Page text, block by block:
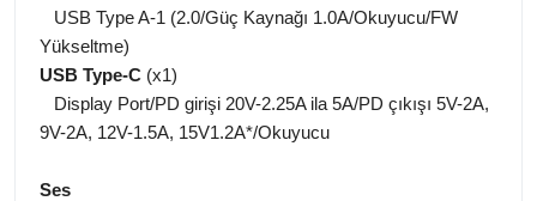
USB Type A-1 (2.0/Güç Kaynağı 1.0A/Okuyucu/FW
Yükseltme)
USB Type-C (x1)
Display Port/PD girişi 20V-2.25A ila 5A/PD çıkışı 5V-2A,
9V-2A, 12V-1.5A, 15V1.2A*/Okuyucu
Ses